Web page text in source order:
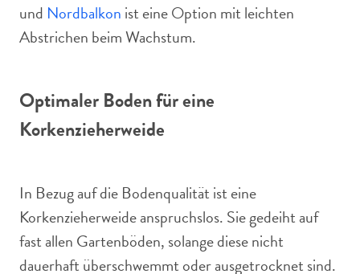
und Nordbalkon ist eine Option mit leichten
Abstrichen beim Wachstum.
Optimaler Boden für eine
Korkenzieherweide
In Bezug auf die Bodenqualität ist eine
Korkenzieherweide anspruchslos. Sie gedeiht auf
fast allen Gartenböden, solange diese nicht
dauerhaft überschwemmt oder ausgetrocknet sind.